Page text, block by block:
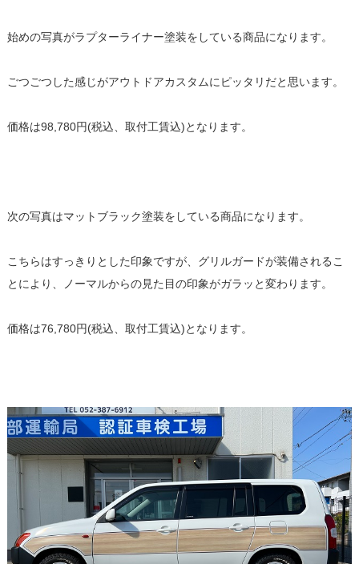
始めの写真がラプターライナー塗装をしている商品になります。
ごつごつした感じがアウトドアカスタムにピッタリだと思います。
価格は98,780円(税込、取付工賃込)となります。
次の写真はマットブラック塗装をしている商品になります。
こちらはすっきりとした印象ですが、グリルガードが装備されるこ
とにより、ノーマルからの見た目の印象がガラッと変わります。
価格は76,780円(税込、取付工賃込)となります。